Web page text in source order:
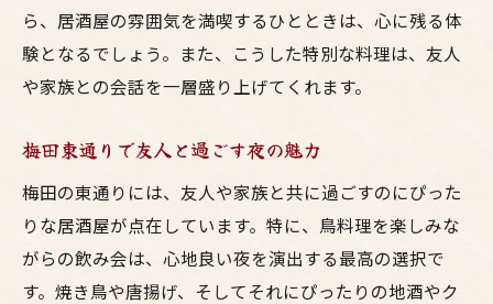
ら、居酒屋の雰囲気を満喫するひとときは、心に残る体
験となるでしょう。また、こうした特別な料理は、友人
や家族との会話を一層盛り上げてくれます。
梅田東通りで友人と過ごす夜の魅力
梅田の東通りには、友人や家族と共に過ごすのにぴった
りな居酒屋が点在しています。特に、鳥料理を楽しみな
がらの飲み会は、心地良い夜を演出する最高の選択で
す。焼き鳥や唐揚げ、そしてそれにぴったりの地酒やク